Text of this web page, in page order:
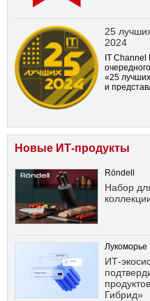
25
2024
IT Channel
«25
и
Новые ИТ-продукты
Röndell
Набор
Лукоморье
ИТ-
Гибрид»